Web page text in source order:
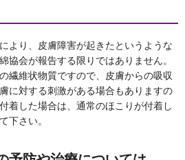
より、皮膚障害が起きたというような
協会が報告する限りではありません。
繊維状物質ですので、皮膚からの吸収
に対する刺激がある場合もありますの
着した場合は、通常のほこりが付着し
下さい。